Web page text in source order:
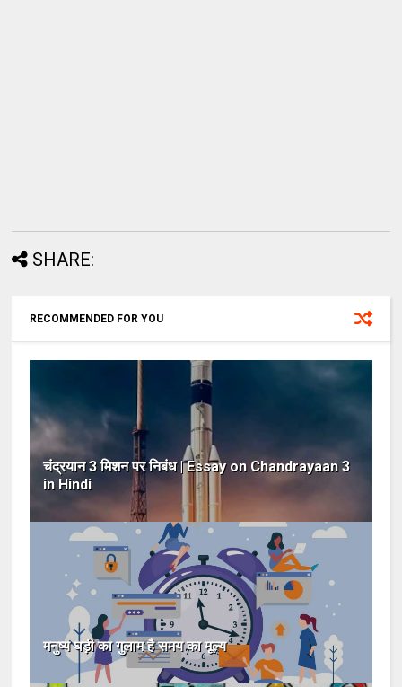
SHARE:
RECOMMENDED FOR YOU
चंद्रयान 3 मिशन पर निबंध | Essay on Chandrayaan 3
in Hindi
मनुष्य घड़ी का गुलाम है समय का मूल्य